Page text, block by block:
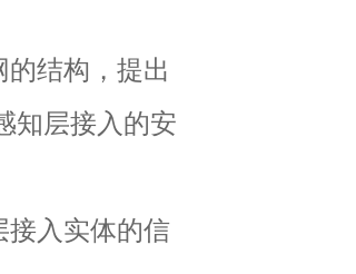
结构，提出
知层接入的安
入实体的信